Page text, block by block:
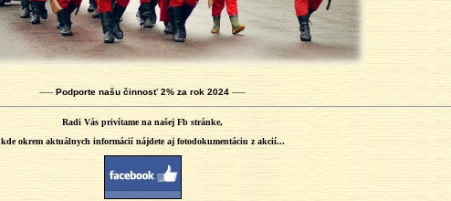
----- Podporte našu činnosť 2% za rok 2024 -----
Radi Vás privítame na našej Fb stránke,
kde okrem aktuálnych informácií nájdete aj fotodokumentáciu z akcií...